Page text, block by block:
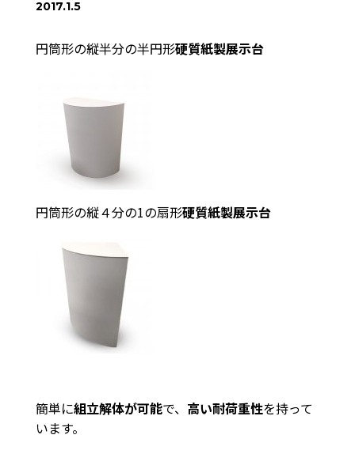
2017.1.5
円筒形の縦半分の半円形硬質紙製展示台
円筒形の縦４分の1の扇形硬質紙製展示台
簡単に組立解体が可能で、 高い耐荷重性を持って
います。